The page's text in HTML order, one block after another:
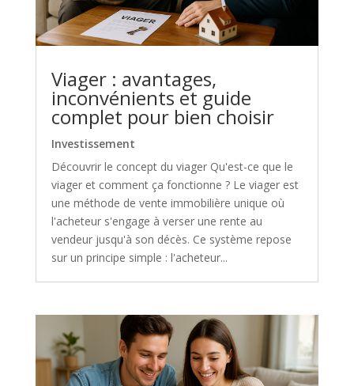
Viager : avantages,
inconvénients et guide
complet pour bien choisir
Investissement
Découvrir le concept du viager Qu'est-ce que le
viager et comment ça fonctionne ? Le viager est
une méthode de vente immobilière unique où
l'acheteur s'engage à verser une rente au
vendeur jusqu'à son décès. Ce système repose
sur un principe simple : l'acheteur...